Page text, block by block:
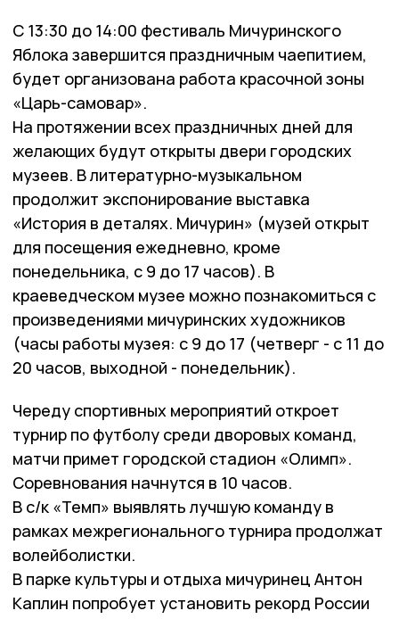
С 13:30 до 14:00 фестиваль Мичуринского
Яблока завершится праздничным чаепитием,
будет организована работа красочной зоны
«Царь-самовар».
На протяжении всех праздничных дней для
желающих будут открыты двери городских
музеев. В литературно-музыкальном
продолжит экспонирование выставка
«История в деталях. Мичурин» (музей открыт
для посещения ежедневно, кроме
понедельника, с 9 до 17 часов). В
краеведческом музее можно познакомиться с
произведениями мичуринских художников
(часы работы музея: с 9 до 17 (четверг - с 11 до
20 часов, выходной - понедельник).
Череду спортивных мероприятий откроет
турнир по футболу среди дворовых команд,
матчи примет городской стадион «Олимп».
Соревнования начнутся в 10 часов.
В с/к «Темп» выявлять лучшую команду в
рамках межрегионального турнира продолжат
волейболистки.
В парке культуры и отдыха мичуринец Антон
Каплин попробует установить рекорд России